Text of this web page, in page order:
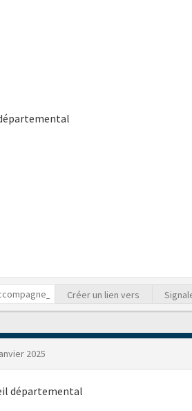
Créer un lien vers
2025
départemental